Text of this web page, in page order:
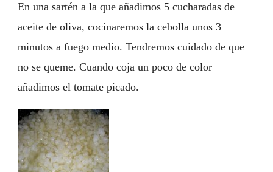
En una sartén a la que añadimos 5 cucharadas de
aceite de oliva, cocinaremos la cebolla unos 3
minutos a fuego medio. Tendremos cuidado de que
no se queme. Cuando coja un poco de color
añadimos el tomate picado.